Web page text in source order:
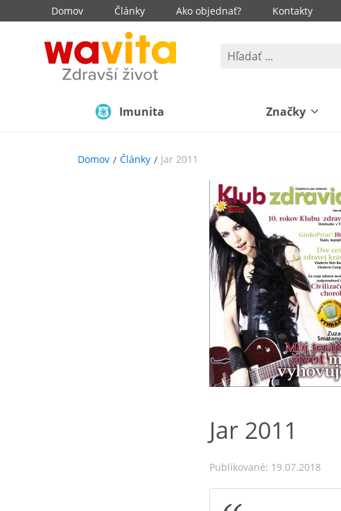
Domov Články Ako objednať? Kontakty
Imunita Značky
Domov Články Jar 2011
Jar 2011
Publikované: 19.07.2018